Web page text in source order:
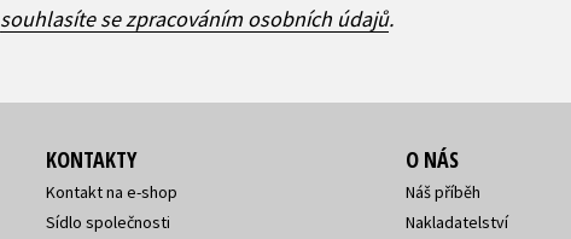
souhlasíte se zpracováním osobních údajů.
KONTAKTY
Kontakt na e-shop
Sídlo společnosti
O NÁS
Náš příběh
Nakladatelství